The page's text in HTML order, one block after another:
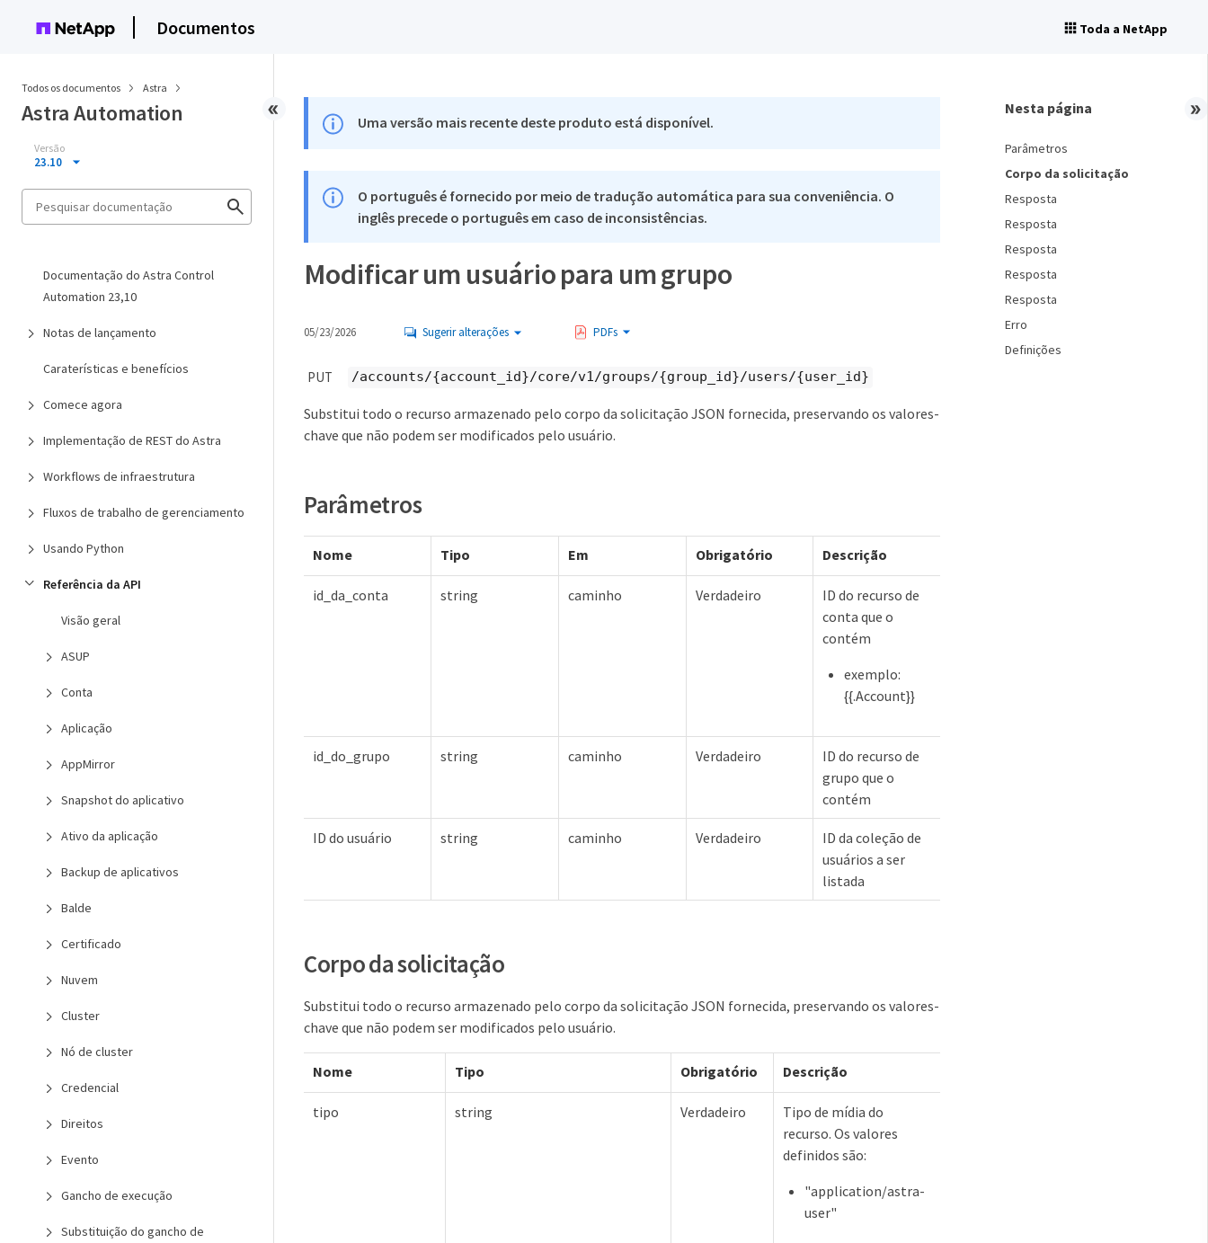
Documentos Toda a NetApp
Todos os documentos Astra
Astra Automation
Versão
23.10
Documentação do Astra Control
Automation 23,10
Notas de lançamento
Caraterísticas e benefícios
Comece agora
Implementação de REST do Astra
Workflows de infraestrutura
Fluxos de trabalho de gerenciamento
Usando Python
Referência da API
Visão geral
ASUP
Conta
Aplicação
AppMirror
Snapshot do aplicativo
Ativo da aplicação
Backup de aplicativos
Balde
Certificado
Nuvem
Cluster
Nó de cluster
Credencial
Direitos
Evento
Gancho de execução
Substituição do gancho de
Uma versão mais recente deste produto está disponível.
O português é fornecido por meio de tradução automática para sua conveniência. O
inglês precede o português em caso de inconsistências.
Modificar um usuário para um grupo
05/23/2026 Sugerir alterações PDFs
PUT /accounts/{account_id}/core/v1/groups/{group_id}/users/{user_id}
Substitui todo o recurso armazenado pelo corpo da solicitação JSON fornecida, preservando os valores-
chave que não podem ser modificados pelo usuário.
Parâmetros
Nome Tipo Em Obrigatório Descrição
id_da_conta string caminho Verdadeiro
ID do recurso de
conta que o
contém
exemplo:
{{.Account}}
id_do_grupo string caminho Verdadeiro
ID do recurso de
grupo que o
contém
ID do usuário string caminho Verdadeiro
ID da coleção de
usuários a ser
listada
Corpo da solicitação
Substitui todo o recurso armazenado pelo corpo da solicitação JSON fornecida, preservando os valores-
chave que não podem ser modificados pelo usuário.
Nome Tipo Obrigatório Descrição
tipo string Verdadeiro
Tipo de mídia do
recurso. Os valores
definidos são:
"application/astra-
user"
Nesta página
Parâmetros
Corpo da solicitação
Resposta
Resposta
Resposta
Resposta
Resposta
Erro
Definições